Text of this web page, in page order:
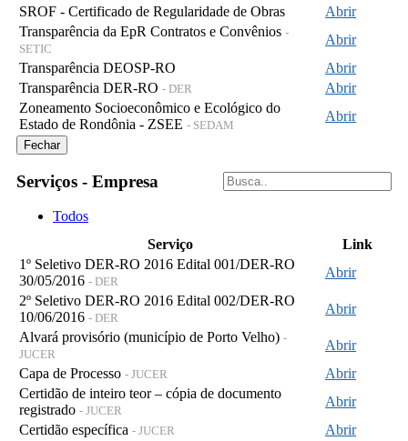
SROF - Certificado de Regularidade de Obras
Abrir
Transparência da EpR Contratos e Convênios -
SETIC
Abrir
Transparência DEOSP-RO
Abrir
Transparência DER-RO - DER
Abrir
Zoneamento Socioeconômico e Ecológico do
Estado de Rondônia - ZSEE - SEDAM
Abrir
Fechar
Serviços - Empresa
Todos
Serviço
Link
1º Seletivo DER-RO 2016 Edital 001/DER-RO
30/05/2016 - DER
Abrir
2º Seletivo DER-RO 2016 Edital 002/DER-RO
10/06/2016 - DER
Abrir
Alvará provisório (município de Porto Velho) -
JUCER
Abrir
Capa de Processo - JUCER
Abrir
Certidão de inteiro teor – cópia de documento
registrado - JUCER
Abrir
Certidão específica - JUCER
Abrir